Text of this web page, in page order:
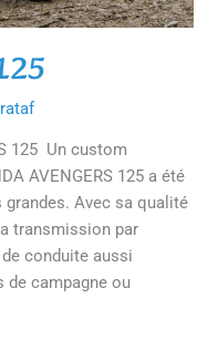
125 Un custom
AVENGERS 125 a été
Avec sa qualité
transmission par
conduite aussi
de campagne ou